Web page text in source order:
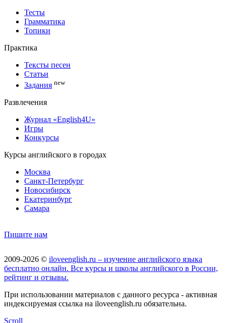
Тесты
Грамматика
Топики
Практика
Тексты песен
Статьи
Задания new
Развлечения
Журнал «English4U»
Игры
Конкурсы
Курсы английского в городах
Москва
Санкт-Петербург
Новосибирск
Екатеринбург
Самара
Пишите нам
2009-2026 © iloveenglish.ru – изучение английского языка
бесплатно онлайн. Все курсы и школы английского в России,
рейтинг и отзывы.
При использовании материалов с данного ресурса - активная
индексируемая ссылка на iloveenglish.ru обязательна.
Scroll